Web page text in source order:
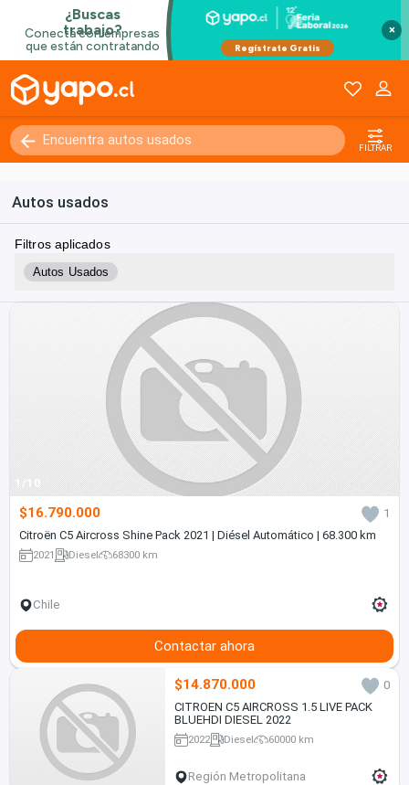
×
FILTRAR
Autos usados
Filtros aplicados
Autos Usados
1/10
$16.790.000
1
Citroën C5 Aircross Shine Pack 2021 | Diésel Automático | 68.300 km
2021 Diesel 68300 km
Chile
Contactar ahora
$14.870.000
0
CITROEN C5 AIRCROSS 1.5 LIVE PACK
BLUEHDI DIESEL 2022
2022 Diesel 60000 km
Región Metropolitana